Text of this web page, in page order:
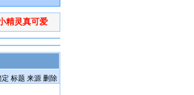
精灵真可爱
定 标题 来源 删除